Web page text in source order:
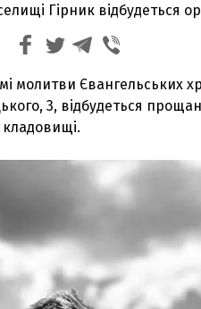
Гірник відбудеться
молитви Євангельських
3, відбудеться